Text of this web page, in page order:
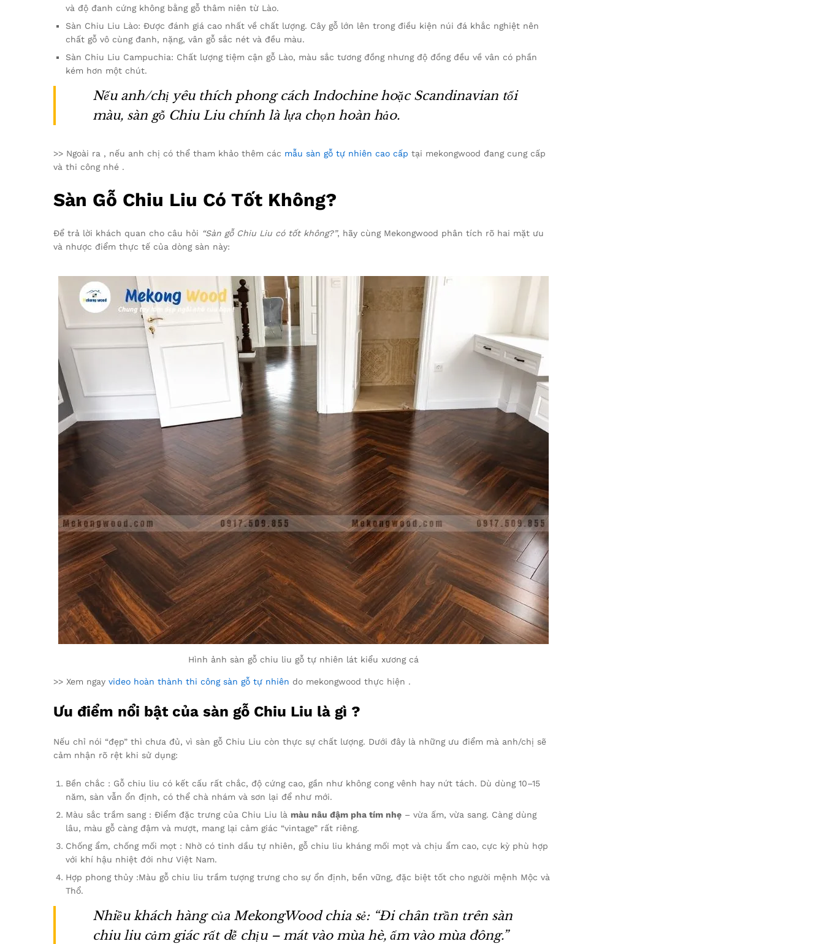
và độ đanh cứng không bằng gỗ thâm niên từ Lào.
Sàn Chiu Liu Lào: Được đánh giá cao nhất về chất lượng. Cây gỗ lớn lên trong điều kiện núi đá khắc nghiệt nên
chất gỗ vô cùng đanh, nặng, vân gỗ sắc nét và đều màu.
Sàn Chiu Liu Campuchia: Chất lượng tiệm cận gỗ Lào, màu sắc tương đồng nhưng độ đồng đều về vân có phần
kém hơn một chút.
Nếu anh/chị yêu thích phong cách Indochine hoặc Scandinavian tối
màu, sàn gỗ Chiu Liu chính là lựa chọn hoàn hảo.
>> Ngoài ra , nếu anh chị có thể tham khảo thêm các mẫu sàn gỗ tự nhiên cao cấp tại mekongwood đang cung cấp
và thi công nhé .
Sàn Gỗ Chiu Liu Có Tốt Không?
Để trả lời khách quan cho câu hỏi “Sàn gỗ Chiu Liu có tốt không?”, hãy cùng Mekongwood phân tích rõ hai mặt ưu
và nhược điểm thực tế của dòng sàn này:
Hình ảnh sàn gỗ chiu liu gỗ tự nhiên lát kiểu xương cá
>> Xem ngay video hoàn thành thi công sàn gỗ tự nhiên do mekongwood thực hiện .
Ưu điểm nổi bật của sàn gỗ Chiu Liu là gì ?
Nếu chỉ nói “đẹp” thì chưa đủ, vì sàn gỗ Chiu Liu còn thực sự chất lượng. Dưới đây là những ưu điểm mà anh/chị sẽ
cảm nhận rõ rệt khi sử dụng:
Bền chắc : Gỗ chiu liu có kết cấu rất chắc, độ cứng cao, gần như không cong vênh hay nứt tách. Dù dùng 10–15
năm, sàn vẫn ổn định, có thể chà nhám và sơn lại để như mới.
Màu sắc trầm sang : Điểm đặc trưng của Chiu Liu là màu nâu đậm pha tím nhẹ – vừa ấm, vừa sang. Càng dùng
lâu, màu gỗ càng đậm và mượt, mang lại cảm giác “vintage” rất riêng.
Chống ẩm, chống mối mọt : Nhờ có tinh dầu tự nhiên, gỗ chiu liu kháng mối mọt và chịu ẩm cao, cực kỳ phù hợp
với khí hậu nhiệt đới như Việt Nam.
Hợp phong thủy :Màu gỗ chiu liu trầm tượng trưng cho sự ổn định, bền vững, đặc biệt tốt cho người mệnh Mộc và
Thổ.
Nhiều khách hàng của MekongWood chia sẻ: “Đi chân trần trên sàn
chiu liu cảm giác rất dễ chịu – mát vào mùa hè, ấm vào mùa đông.”